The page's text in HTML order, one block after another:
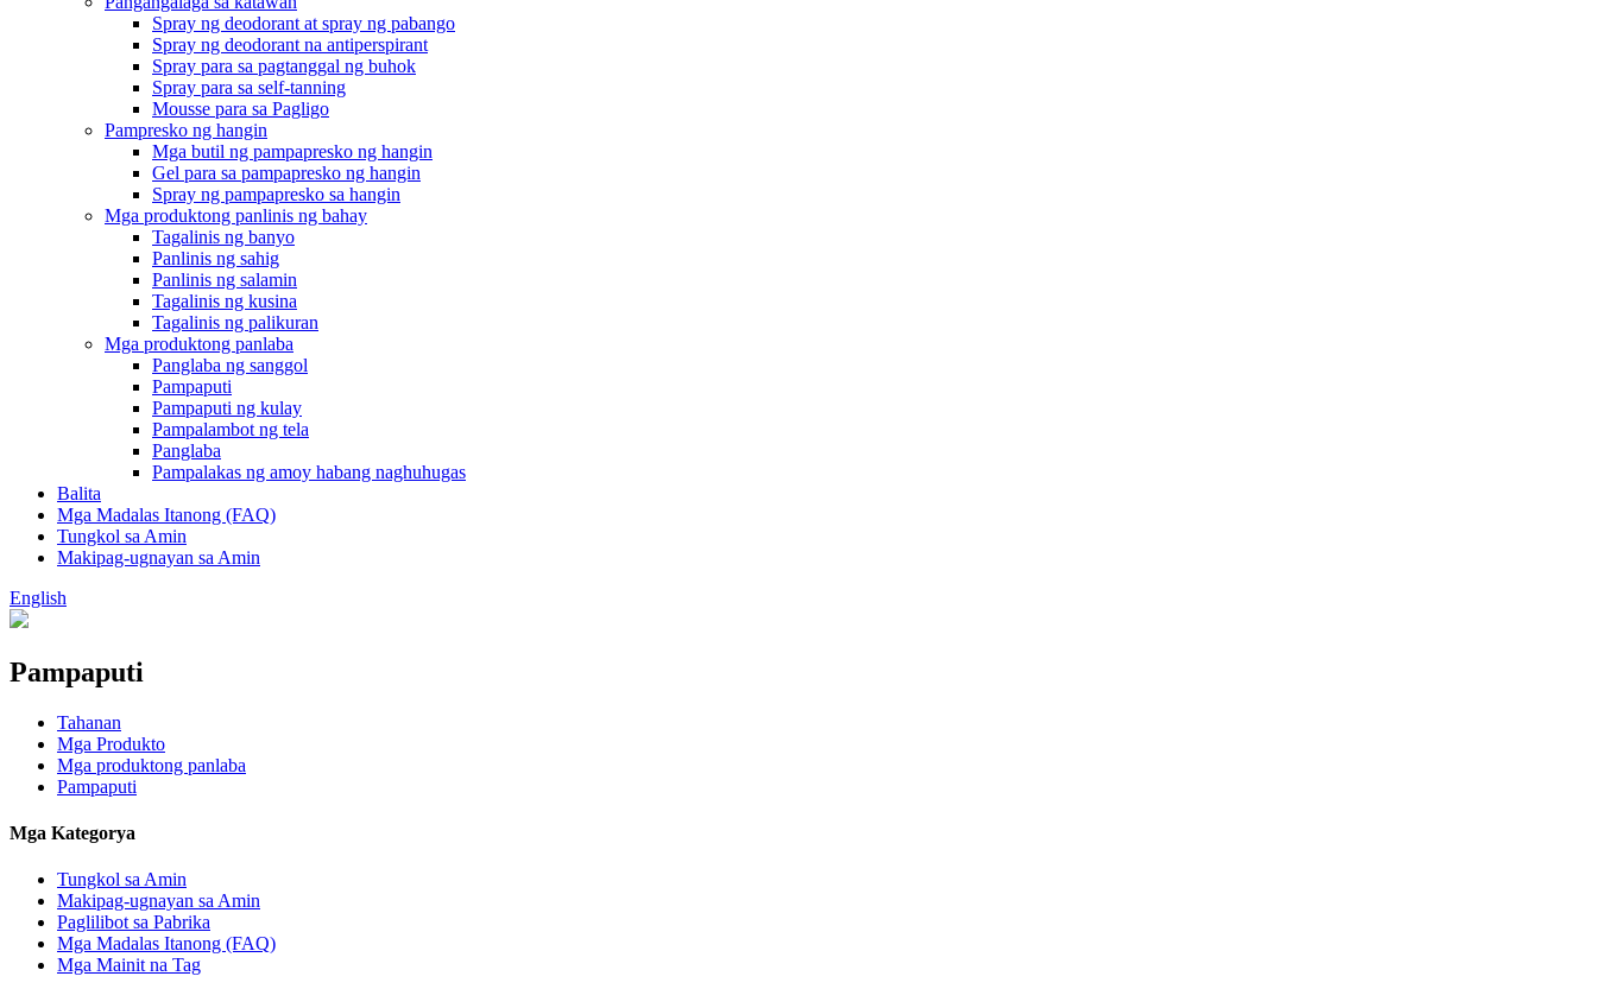
Spray ng deodorant at spray ng pabango
Spray ng deodorant na antiperspirant
Spray para sa pagtanggal ng buhok
Spray para sa self-tanning
Mousse para sa Pagligo
Pampresko ng hangin
Mga butil ng pampapresko ng hangin
Gel para sa pampapresko ng hangin
Spray ng pampapresko sa hangin
Mga produktong panlinis ng bahay
Tagalinis ng banyo
Panlinis ng sahig
Panlinis ng salamin
Tagalinis ng kusina
Tagalinis ng palikuran
Mga produktong panlaba
Panglaba ng sanggol
Pampaputi
Pampaputi ng kulay
Pampalambot ng tela
Panglaba
Pampalakas ng amoy habang naghuhugas
Balita
Mga Madalas Itanong (FAQ)
Tungkol sa Amin
Makipag-ugnayan sa Amin
English
Pampaputi
Tahanan
Mga Produkto
Mga produktong panlaba
Pampaputi
Mga Kategorya
Tungkol sa Amin
Makipag-ugnayan sa Amin
Paglilibot sa Pabrika
Mga Madalas Itanong (FAQ)
Mga Mainit na Tag